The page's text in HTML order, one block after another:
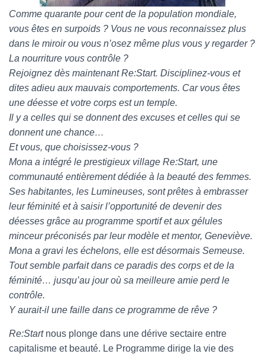
Comme quarante pour cent de la population mondiale,
vous êtes en surpoids ? Vous ne vous reconnaissez plus
dans le miroir ou vous n’osez même plus vous y regarder ?
La nourriture vous contrôle ?
Rejoignez dès maintenant Re:Start. Disciplinez-vous et
dites adieu aux mauvais comportements. Car vous êtes
une déesse et votre corps est un temple.
Il y a celles qui se donnent des excuses et celles qui se
donnent une chance…
Et vous, que choisissez-vous ?
Mona a intégré le prestigieux village Re:Start, une
communauté entièrement dédiée à la beauté des femmes.
Ses habitantes, les Lumineuses, sont prêtes à embrasser
leur féminité et à saisir l’opportunité de devenir des
déesses grâce au programme sportif et aux gélules
minceur préconisés par leur modèle et mentor, Geneviève.
Mona a gravi les échelons, elle est désormais Semeuse.
Tout semble parfait dans ce paradis des corps et de la
féminité… jusqu’au jour où sa meilleure amie perd le
contrôle.
Y aurait-il une faille dans ce programme de rêve ?
Re:Startnous plonge dans une dérive sectaire entre
capitalisme et beauté. Le Programme dirige la vie des